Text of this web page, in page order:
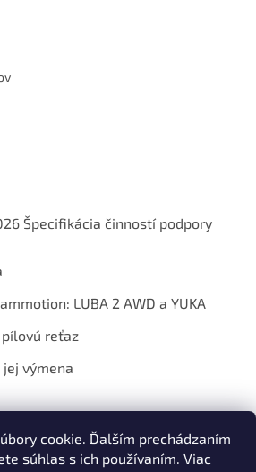
cookie. Ďalším prechádzaním
súhlas s ich používaním. Viac
Špecifikácia činností podpory
LUBA 2 AWD a YUKA
reťaz
výmena